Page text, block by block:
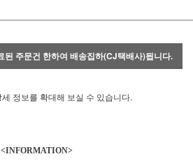
된 주문건 한하여 배송집하(CJ택배사)됩니다.
세 정보를 확대해 보실 수 있습니다.
<INFORMATION>